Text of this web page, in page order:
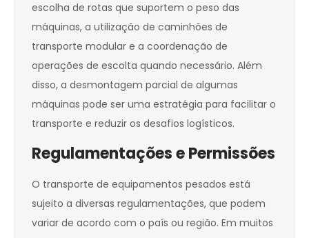
escolha de rotas que suportem o peso das
máquinas, a utilização de caminhões de
transporte modular e a coordenação de
operações de escolta quando necessário. Além
disso, a desmontagem parcial de algumas
máquinas pode ser uma estratégia para facilitar o
transporte e reduzir os desafios logísticos.
Regulamentações e Permissões
O transporte de equipamentos pesados está
sujeito a diversas regulamentações, que podem
variar de acordo com o país ou região. Em muitos